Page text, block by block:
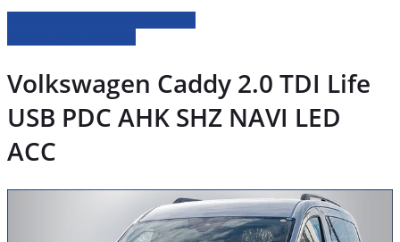
Volkswagen Caddy 2.0 TDI Life
USB PDC AHK SHZ NAVI LED
ACC